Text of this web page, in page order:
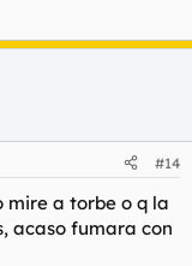
hay algo, yo
la calidad de la
fue comprada
podría echar por
por parte de
mayúsculas y
de su nombre
#14
mire a torbe o q la
acaso fumara con